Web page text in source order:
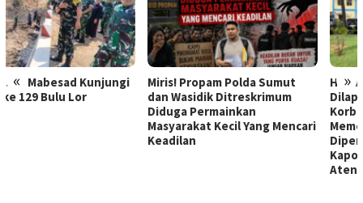
« »
Miris! Propam Polda Sumut
dan Wasidik Ditreskrimum
Masyarakat Kecil Yang Mencari
Hebat Mamak Maling, 7 Bulan
Dilaporkan karena Fitnah
Korban Pencurian
Memerasnya 250 Juta Tidak
Diperiksa, Korban Meminta
Kapolda Sumut Memberikan